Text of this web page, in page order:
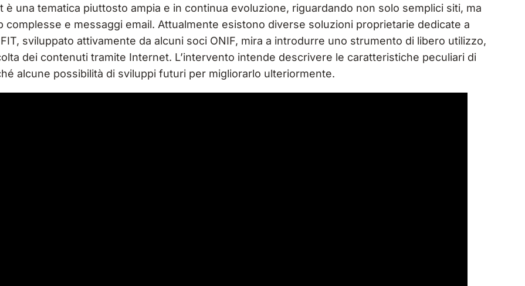
è una tematica piuttosto ampia e in continua evoluzione, riguardando non solo semplici siti, ma
e messaggi email. Attualmente esistono diverse soluzioni proprietarie dedicate a
sviluppato attivamente da alcuni soci ONIF, mira a introdurre uno strumento di libero utilizzo,
dei contenuti tramite Internet. L’intervento intende descrivere le caratteristiche peculiari di
alcune possibilità di sviluppi futuri per migliorarlo ulteriormente.